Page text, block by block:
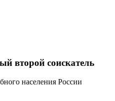
второй соискатель
населения России